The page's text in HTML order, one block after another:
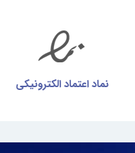
نماد اعتماد الکترونیکی